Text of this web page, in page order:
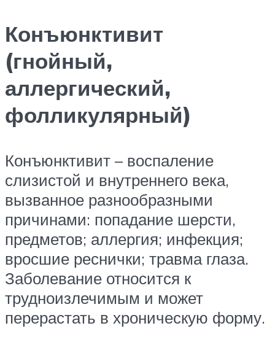
Конъюнктивит
(гнойный,
аллергический,
фолликулярный)
Конъюнктивит – воспаление
слизистой и внутреннего века,
вызванное разнообразными
причинами: попадание шерсти,
предметов; аллергия; инфекция;
вросшие реснички; травма глаза.
Заболевание относится к
трудноизлечимым и может
перерастать в хроническую форму.